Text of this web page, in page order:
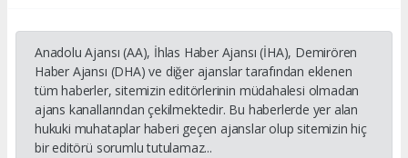
Anadolu Ajansı (AA), İhlas Haber Ajansı (İHA), Demirören
Haber Ajansı (DHA) ve diğer ajanslar tarafından eklenen
tüm haberler, sitemizin editörlerinin müdahalesi olmadan
ajans kanallarından çekilmektedir. Bu haberlerde yer alan
hukuki muhataplar haberi geçen ajanslar olup sitemizin hiç
bir editörü sorumlu tutulamaz...